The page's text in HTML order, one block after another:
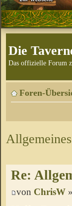
Die
Das offizielle Forum
Foren-
Re:
von ChrisW